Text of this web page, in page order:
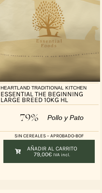
HEARTLAND TRADITIONAL KITCHEN
ESSENTIAL THE BEGINNING
LARGE BREED 10KG HL
79% Pollo y Pato
SIN CEREALES – APROBADO-BOF
AÑADIR AL CARRITO
79,00€ IVA incl.